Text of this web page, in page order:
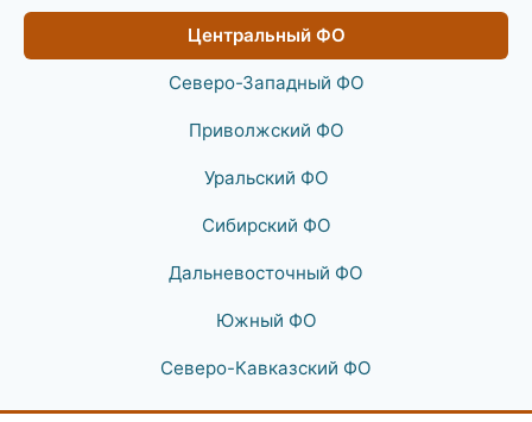
Центральный ФО
Северо-Западный ФО
Приволжский ФО
Уральский ФО
Сибирский ФО
Дальневосточный ФО
Южный ФО
Северо-Кавказский ФО